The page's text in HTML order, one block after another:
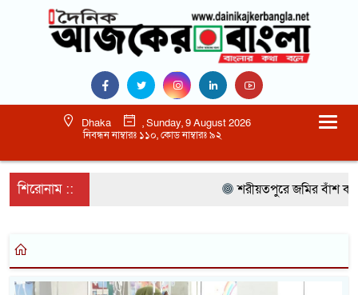
Dhaka
, Sunday, 9 August 2026
নিবন্ধন নাম্বারঃ ১১০, কোড নাম্বারঃ ৯২
শিরোনাম :: শরীয়তপুরে জমির বাঁশ